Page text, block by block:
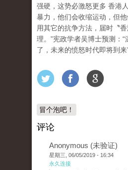
强硬，这势必激怒更多 香港
暴力，他们会收缩运动，但
用其它的抗争方法，届时〝
理。”宪政学者吴博士预测：
了，未来的愤怒时代即将到来”
冒个泡吧！
评论
Anonymous (未验证)
星期三, 06/05/2019 - 16:34
永久连接